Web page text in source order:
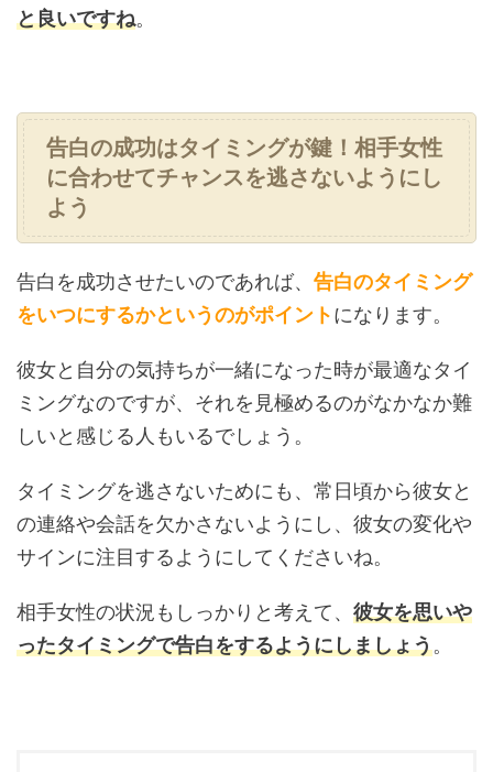
と良いですね。
告白の成功はタイミングが鍵！相手女性
に合わせてチャンスを逃さないようにし
よう
告白を成功させたいのであれば、 告白のタイミング
をいつにするかというのがポイントになります。
彼女と自分の気持ちが一緒になった時が最適なタイ
ミングなのですが、それを見極めるのがなかなか難
しいと感じる人もいるでしょう。
タイミングを逃さないためにも、常日頃から彼女と
の連絡や会話を欠かさないようにし、彼女の変化や
サインに注目するようにしてくださいね。
相手女性の状況もしっかりと考えて、 彼女を思いや
ったタイミングで告白をするようにしましょう。